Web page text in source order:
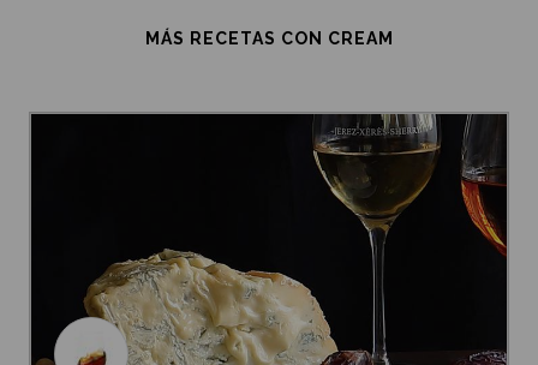
MÁS RECETAS CON CREAM